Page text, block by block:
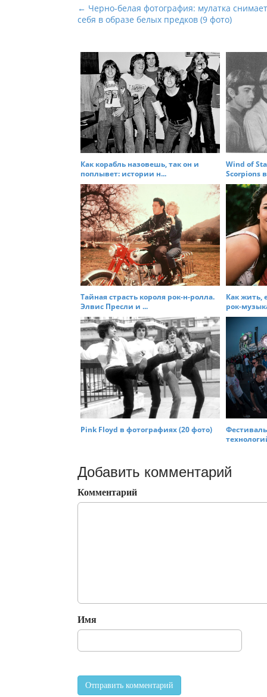
P
o
t
n
a
v
g
a
o
n
← Черно-белая фотография: мулатка снимает
себя в образе белых предков (9 фото)
Как корабль назовешь, так он и
поплывет: истории н...
Wind of
Scorpions
Тайная страсть короля рок-н-ролла.
Элвис Пресли и ...
Как жить,
рок-
Pink Floyd в фотографиях (20 фото)
Добавить комментарий
Комментарий
Имя